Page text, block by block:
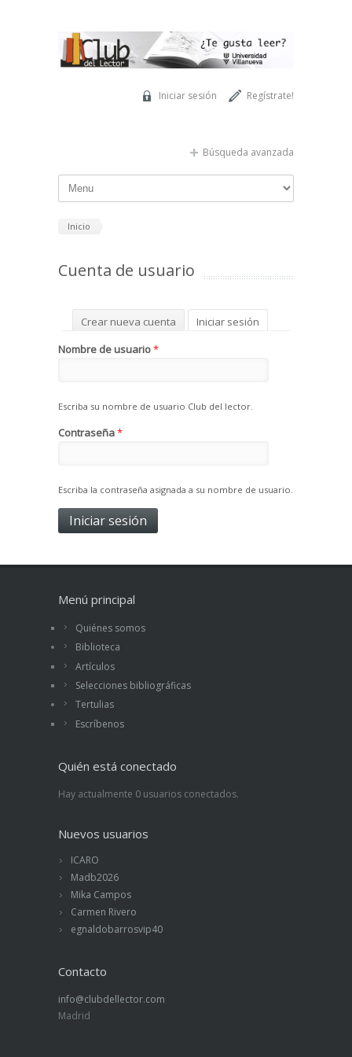
Regístrate!
Iniciar sesión
Búsqueda avanzada
Inicio
Cuenta de usuario
Solapas principales
Crear nueva cuenta Iniciar sesión
Solicitar una nueva contraseña
Nombre de usuario*
Escriba su nombre de usuario Club del lector.
Contraseña*
Escriba la contraseña asignada a su nombre de usuario.
Menú principal
Quiénes somos
Biblioteca
Artículos
Selecciones bibliográficas
Tertulias
Escríbenos
Quién está conectado
Hay actualmente 0 usuarios conectados.
Nuevos usuarios
ICARO
Madb2026
Mika Campos
Carmen Rivero
egnaldobarrosvip40
Contacto
info@clubdellector.com
Madrid